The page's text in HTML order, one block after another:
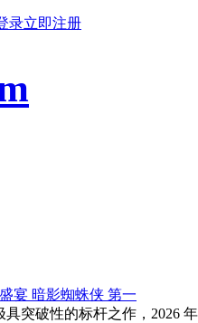
录立即注册
宴 暗影蜘蛛侠 第一
突破性的标杆之作，2026